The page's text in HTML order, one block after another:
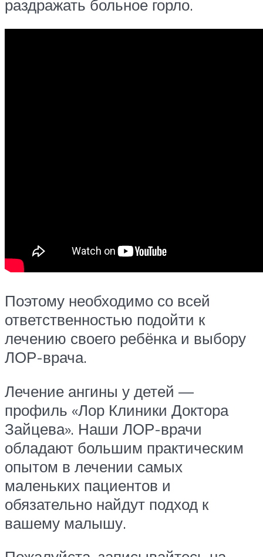
раздражать больное горло.
Поэтому необходимо со всей
ответственностью подойти к
лечению своего ребёнка и выбору
ЛОР-врача.
Лечение ангины у детей —
профиль «Лор Клиники Доктора
Зайцева». Наши ЛОР-врачи
обладают большим практическим
опытом в лечении самых
маленьких пациентов и
обязательно найдут подход к
вашему малышу.